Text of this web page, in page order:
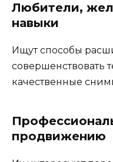
Любители,
навыки
Ищут способы
совершенствовать
качественные
продвижению